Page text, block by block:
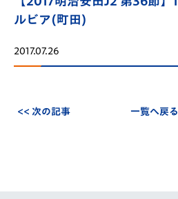
ルビア(町田)
2017.07.26
<< 次の記事 一覧へ戻る